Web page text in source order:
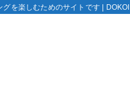
グを楽しむためのサイトです |